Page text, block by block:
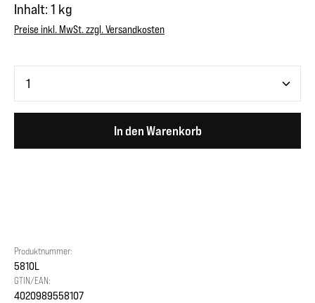
Inhalt: 1 kg
Preise inkl. MwSt. zzgl. Versandkosten
In den Warenkorb
Produktnummer:
5810L
GTIN/EAN:
4020989558107